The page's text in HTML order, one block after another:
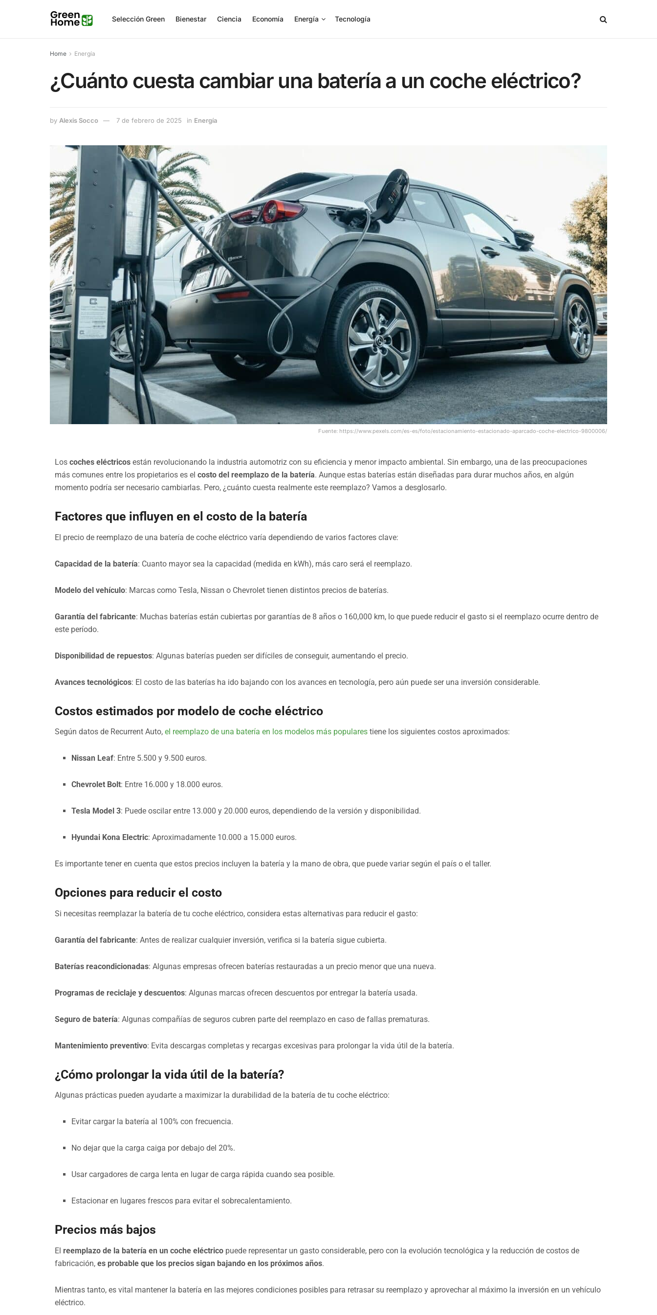
Selección Green Bienestar Ciencia Economía Energía Tecnología
Home Energía
¿Cuánto cuesta cambiar una batería a un coche eléctrico?
by Alexis Socco 7 de febrero de 2025 in Energía
Fuente: https://www.pexels.com/es-es/foto/estacionamiento-estacionado-aparcado-coche-electrico-9800006/
Los coches eléctricos están revolucionando la industria automotriz con su eficiencia y menor impacto ambiental. Sin embargo, una de las preocupaciones
más comunes entre los propietarios es el costo del reemplazo de la batería. Aunque estas baterías están diseñadas para durar muchos años, en algún
momento podría ser necesario cambiarlas. Pero, ¿cuánto cuesta realmente este reemplazo? Vamos a desglosarlo.
Factores que influyen en el costo de la batería
El precio de reemplazo de una batería de coche eléctrico varía dependiendo de varios factores clave:
Capacidad de la batería: Cuanto mayor sea la capacidad (medida en kWh), más caro será el reemplazo.
Modelo del vehículo: Marcas como Tesla, Nissan o Chevrolet tienen distintos precios de baterías.
Garantía del fabricante: Muchas baterías están cubiertas por garantías de 8 años o 160,000 km, lo que puede reducir el gasto si el reemplazo ocurre dentro de
este período.
Disponibilidad de repuestos: Algunas baterías pueden ser difíciles de conseguir, aumentando el precio.
Avances tecnológicos: El costo de las baterías ha ido bajando con los avances en tecnología, pero aún puede ser una inversión considerable.
Costos estimados por modelo de coche eléctrico
Según datos de Recurrent Auto, el reemplazo de una batería en los modelos más populares tiene los siguientes costos aproximados:
Nissan Leaf: Entre 5.500 y 9.500 euros.
Chevrolet Bolt: Entre 16.000 y 18.000 euros.
Tesla Model 3: Puede oscilar entre 13.000 y 20.000 euros, dependiendo de la versión y disponibilidad.
Hyundai Kona Electric: Aproximadamente 10.000 a 15.000 euros.
Es importante tener en cuenta que estos precios incluyen la batería y la mano de obra, que puede variar según el país o el taller.
Opciones para reducir el costo
Si necesitas reemplazar la batería de tu coche eléctrico, considera estas alternativas para reducir el gasto:
Garantía del fabricante: Antes de realizar cualquier inversión, verifica si la batería sigue cubierta.
Baterías reacondicionadas: Algunas empresas ofrecen baterías restauradas a un precio menor que una nueva.
Programas de reciclaje y descuentos: Algunas marcas ofrecen descuentos por entregar la batería usada.
Seguro de batería: Algunas compañías de seguros cubren parte del reemplazo en caso de fallas prematuras.
Mantenimiento preventivo: Evita descargas completas y recargas excesivas para prolongar la vida útil de la batería.
¿Cómo prolongar la vida útil de la batería?
Algunas prácticas pueden ayudarte a maximizar la durabilidad de la batería de tu coche eléctrico:
Evitar cargar la batería al 100% con frecuencia.
No dejar que la carga caiga por debajo del 20%.
Usar cargadores de carga lenta en lugar de carga rápida cuando sea posible.
Estacionar en lugares frescos para evitar el sobrecalentamiento.
Precios más bajos
El reemplazo de la batería en un coche eléctrico puede representar un gasto considerable, pero con la evolución tecnológica y la reducción de costos de
fabricación, es probable que los precios sigan bajando en los próximos años.
Mientras tanto, es vital mantener la batería en las mejores condiciones posibles para retrasar su reemplazo y aprovechar al máximo la inversión en un vehículo
eléctrico.